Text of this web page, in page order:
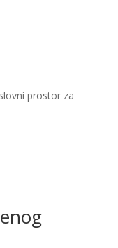
prostor za